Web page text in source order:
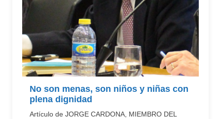
No son menas, son niños y niñas con
plena dignidad
Artículo de JORGE CARDONA, MIEMBRO DEL